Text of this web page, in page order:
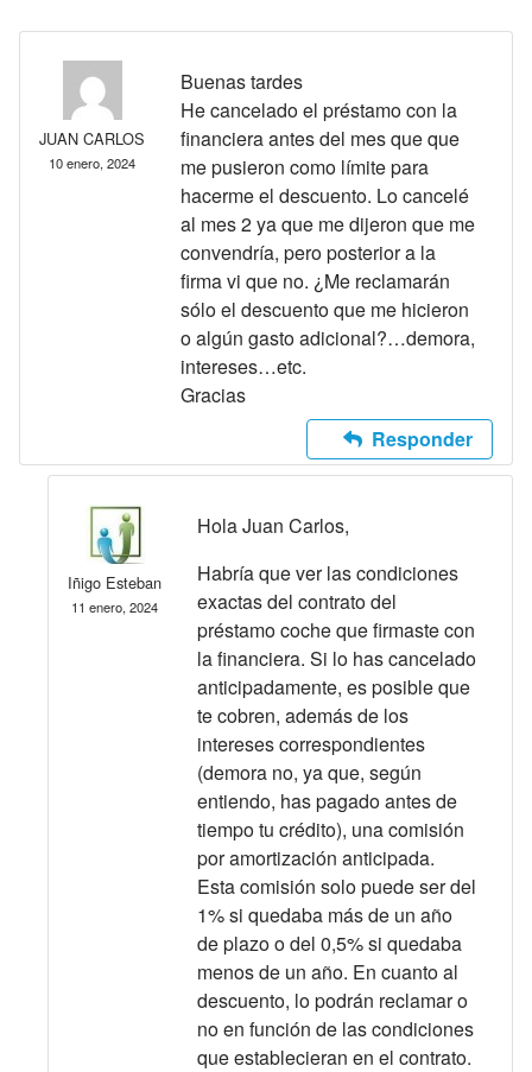
JUAN CARLOS
10 enero, 2024
Buenas tardes
He cancelado el préstamo con la
financiera antes del mes que que
me pusieron como límite para
hacerme el descuento. Lo cancelé
al mes 2 ya que me dijeron que me
convendría, pero posterior a la
firma vi que no. ¿Me reclamarán
sólo el descuento que me hicieron
o algún gasto adicional?…demora,
intereses…etc.
Gracias
Responder
Iñigo Esteban
11 enero, 2024
Hola Juan Carlos,
Habría que ver las condiciones
exactas del contrato del
préstamo coche que firmaste con
la financiera. Si lo has cancelado
anticipadamente, es posible que
te cobren, además de los
intereses correspondientes
(demora no, ya que, según
entiendo, has pagado antes de
tiempo tu crédito), una comisión
por amortización anticipada.
Esta comisión solo puede ser del
1% si quedaba más de un año
de plazo o del 0,5% si quedaba
menos de un año. En cuanto al
descuento, lo podrán reclamar o
no en función de las condiciones
que establecieran en el contrato.